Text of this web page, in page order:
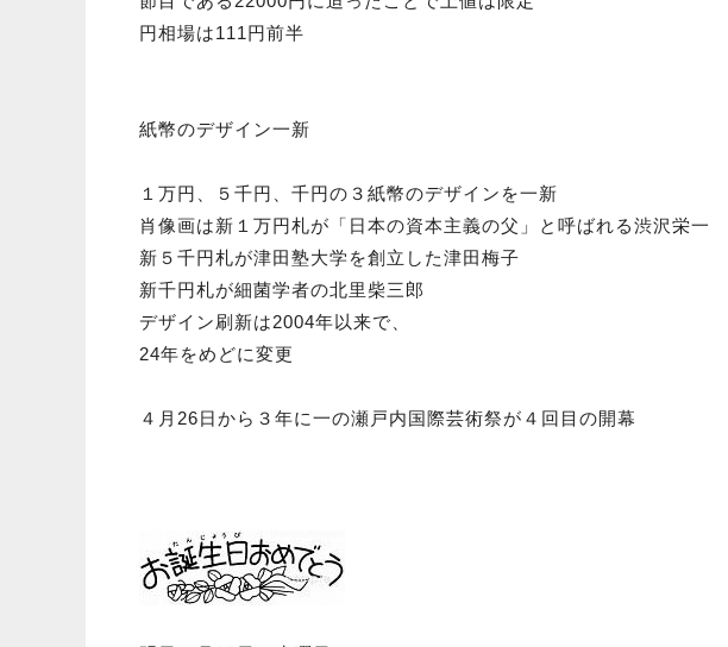
円相場は111円前半
紙幣のデザイン一新
１万円、５千円、千円の３紙幣のデザインを一新
肖像画は新１万円札が「日本の資本主義の父」と呼ばれる渋沢栄一
新５千円札が津田塾大学を創立した津田梅子
新千円札が細菌学者の北里柴三郎
デザイン刷新は2004年以来で、
24年をめどに変更
４月26日から３年に一の瀬戸内国際芸術祭が４回目の開幕